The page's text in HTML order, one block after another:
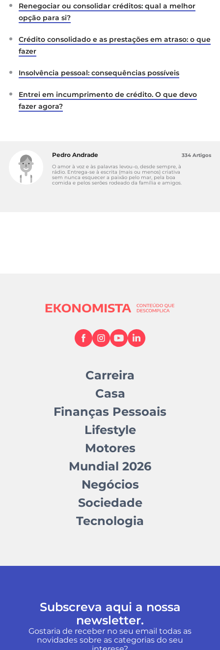
Renegociar ou consolidar créditos: qual a melhor
opção para si?
Crédito consolidado e as prestações em atraso: o que
fazer
Insolvência pessoal: consequências possíveis
Entrei em incumprimento de crédito. O que devo
fazer agora?
Pedro Andrade
O amor à voz e às palavras levou-o, desde sempre, à
rádio. Entrega-se à escrita (mais ou menos) criativa
sem nunca esquecer a paixão pelo mar, pela boa
comida e pelos serões rodeado da família e amigos.
334 Artigos
Carreira
Casa
Finanças Pessoais
Lifestyle
Motores
Mundial 2026
Negócios
Sociedade
Tecnologia
Subscreva aqui a nossa
newsletter.
Gostaria de receber no seu email todas as
novidades sobre as categorias do seu